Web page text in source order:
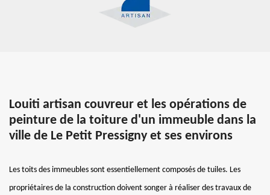
Louiti artisan couvreur et les opérations de
peinture de la toiture d'un immeuble dans la
ville de Le Petit Pressigny et ses environs
Les toits des immeubles sont essentiellement composés de tuiles. Les
propriétaires de la construction doivent songer à réaliser des travaux de